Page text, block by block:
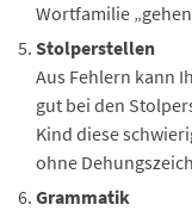
Wortfamilie
Stolperstellen
Aus Fehlern kann
gut bei den
Kind diese
ohne
Grammatik